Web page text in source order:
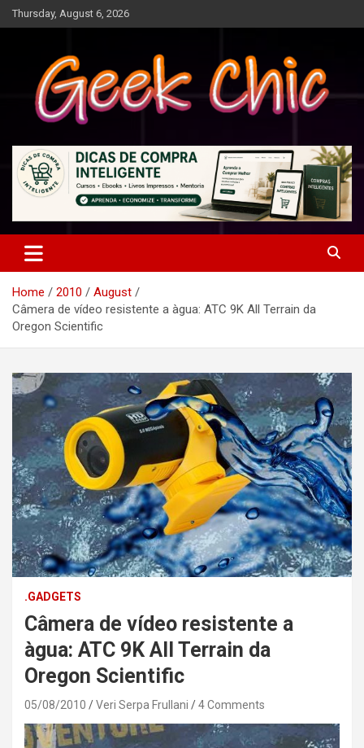
Skip
to
Thursday, August 6, 2026
Geek Chic
Home 2010
August
Câmera de vídeo resistente a àgua: ATC 9K All Terrain da
Oregon Scientific
.GADGETS
Câmera de vídeo resistente a
àgua: ATC 9K All Terrain da
Oregon Scientific
05/08/2010 Veri Serpa Frullani 4 Comments